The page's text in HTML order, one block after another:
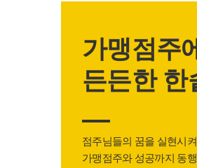
가맹점주
든든한 한
점주님들의 꿈을 실현시
가맹점주와 성공까지 동